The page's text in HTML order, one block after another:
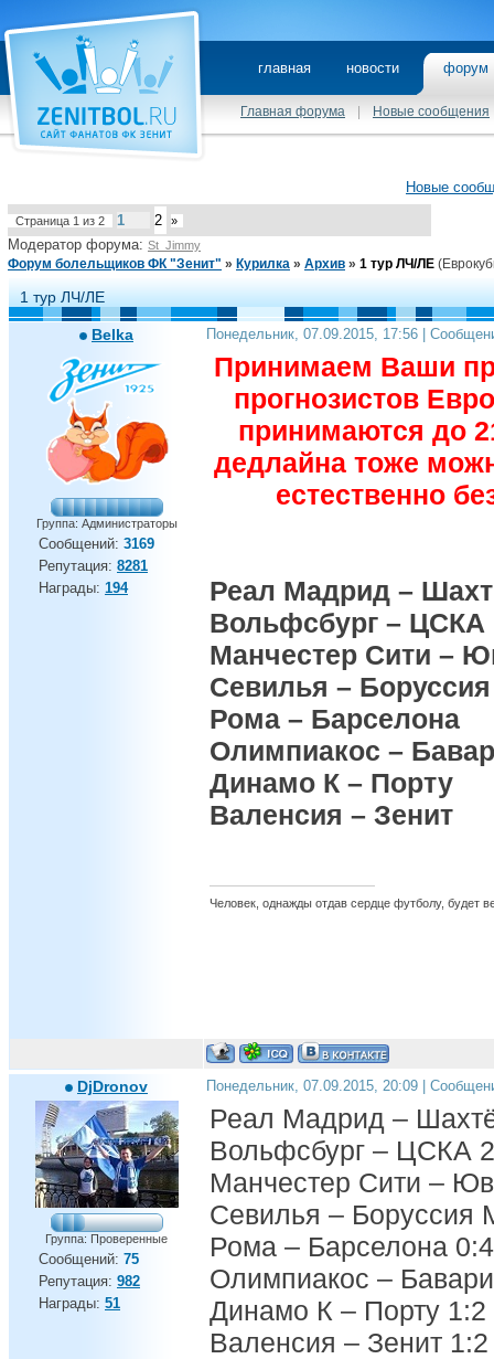
главная новости
Главная форума Новые сообщения
Новые
Страница 1 из 2 1 2 »
Модератор форума: St_Jimmy
Форум болельщиков ФК "Зенит" » Курилка » Архив » 1 тур ЛЧ/ЛЕ
1 тур ЛЧ/ЛЕ
Belka
Группа: Администраторы
Сообщений: 3169
Репутация: 8281
Награды: 194
Понедельник, 07.09.2015, 17:56 |
Принимаем Ваши
прогнозистов
принимаются до
дедлайна тоже
естественно
Реал Мадрид –
Вольфсбург – ЦСКА
Манчестер Сити –
Севилья –
Рома – Барселона
Олимпиакос –
Динамо К – Порту
Валенсия – Зенит
Человек, однажды отдав сердце футболу, будет
DjDronov
Группа: Проверенные
Сообщений: 75
Репутация: 982
Награды: 51
Понедельник, 07.09.2015, 20:09 |
Реал Мадрид –
Вольфсбург – ЦСКА
Манчестер Сити –
Севилья – Боруссия
Рома – Барселона 0:4
Олимпиакос –
Динамо К – Порту 1:2
Валенсия – Зенит 1:2